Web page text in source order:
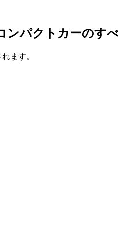
パクトカーのすべ
ます。